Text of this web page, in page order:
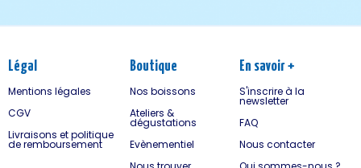
Légal
Mentions légales
CGV
Livraisons et politique
de remboursement
Boutique
Nos boissons
Ateliers &
dégustations
Evènementiel
En savoir +
S'inscrire à la
newsletter
FAQ
Nous contacter